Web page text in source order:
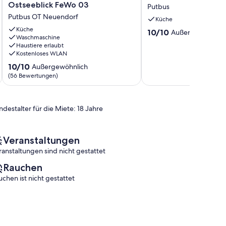
private
Badestelle
-
Gutshof
Ostseeblick
FeWo
03
Putbus
Ostseeblick FeWo 03
Putbus OT Neuendorf
Küche
Waschmaschine
Haustiere erlaubt
Kostenloses WLAN
10.0
von
10,
Bewertungen)
10/10 Außergewöhnlich
(56 Bewertungen)
35
qm
/
Terasse
Putbus
Küche
10.0
10/10
für die Miete: 18 Jahre
Veranstaltungen
sind nicht gestattet
Rauchen
ist nicht gestattet